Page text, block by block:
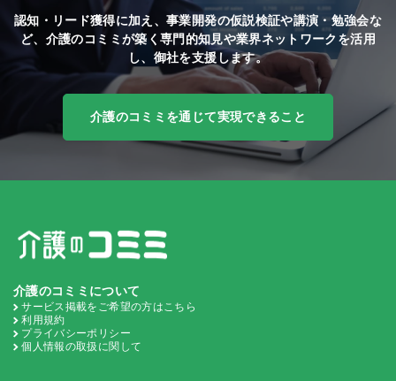
認知・リード獲得に加え、事業開発の仮説検証や講演・勉強会な
ど、 介護のコミミが築く専門的知見や業界ネットワークを活用
し、御社を支援します。
介護のコミミを通じて実現できること
介護のコミミについて
サービス掲載をご希望の方はこちら
利用規約
プライバシーポリシー
個人情報の取扱に関して